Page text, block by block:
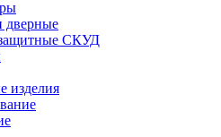
дверные
СКУД
изделия